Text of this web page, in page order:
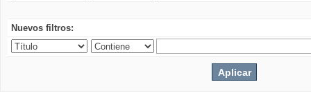
Nuevos filtros: